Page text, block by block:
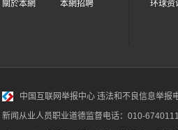
關於本網 本網招聘 环球资
中国互联网举报中心违法和不良信息举报
新闻从业人员职业道德监督电话：010-